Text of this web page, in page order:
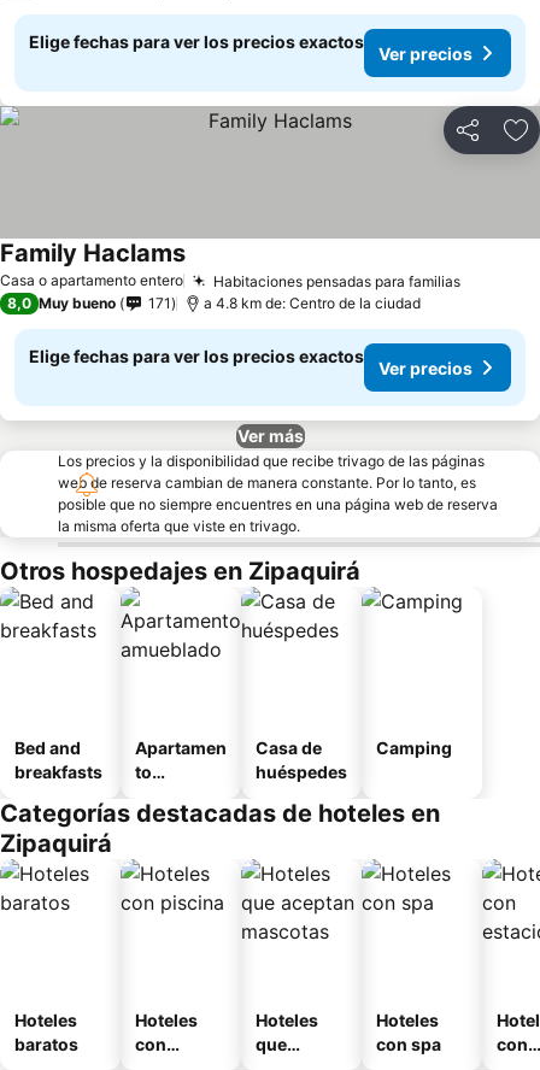
Elige fechas para ver los precios exactos
Ver precios
Compartir
Casa o apartamento entero Habitaciones pensadas para familiasVer
Family HaclamsVer precios
8,0 Muy bueno 171 a 4.8 km de: Centro de la ciudad
Elige fechas para ver los precios exactos
Ver precios
Ver más
Los precios y la disponibilidad que recibe trivago de las páginas
web de reserva cambian de manera constante. Por lo tanto, es
posible que no siempre encuentres en una página web de reserva
la misma oferta que viste en trivago.
Otros hospedajes en Zipaquirá
Bed and
breakfasts
Apartamen
to
o
Casa de
huéspedes
Camping
Categorías destacadas de hoteles en
Zipaquirá
Hoteles
baratos
Hoteles
con
Hoteles
que
Hoteles
con spa
con